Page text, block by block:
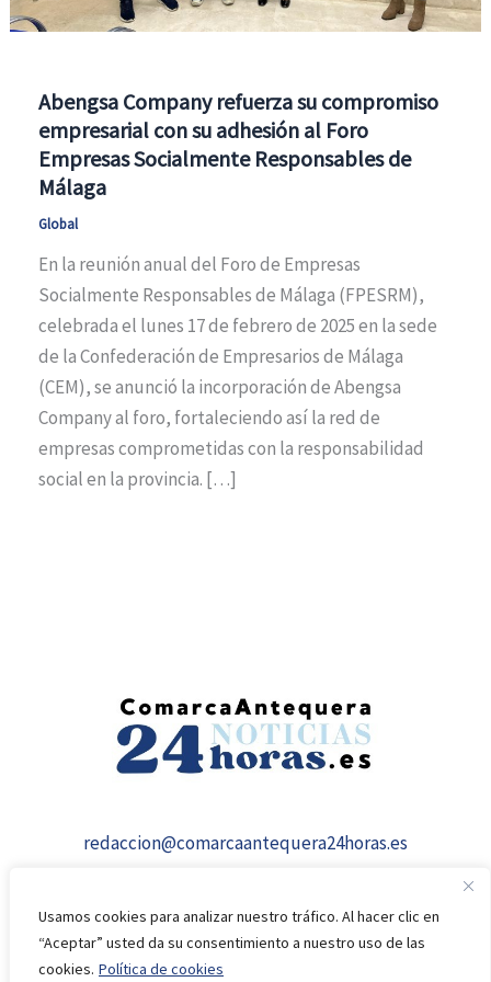
Usamos cookies para analizar nuestro tráfico. Al hacer clic en
“Aceptar” usted da su consentimiento a nuestro uso de las
cookies. Política de cookies
Abengsa Company refuerza su compromiso
empresarial con su adhesión al Foro
Empresas Socialmente Responsables de
Málaga
Global
En la reunión anual del Foro de Empresas
Socialmente Responsables de Málaga (FPESRM),
celebrada el lunes 17 de febrero de 2025 en la sede
de la Confederación de Empresarios de Málaga
(CEM), se anunció la incorporación de Abengsa
Company al foro, fortaleciendo así la red de
empresas comprometidas con la responsabilidad
social en la provincia. […]
redaccion@comarcaantequera24horas.es